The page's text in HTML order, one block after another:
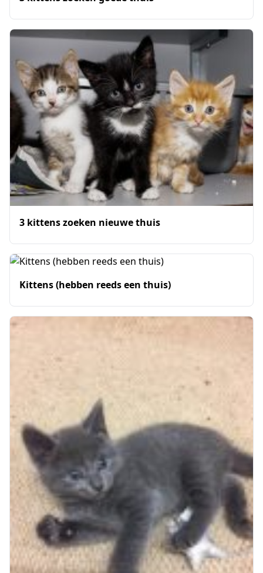
3 kittens zoeken nieuwe thuis
Kittens (hebben reeds een thuis)